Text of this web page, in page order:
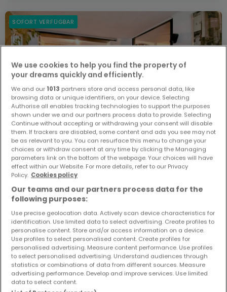
Einfamilienhaus 5 Zimmer zum Kauf inFerschweiler
379.000 €
193 5
SOFORT VERFÜGBAR
We use cookies to help you find the property of
your dreams quickly and efficiently.
We and our 1013 partners store and access personal data, like
browsing data or unique identifiers, on your device. Selecting
Authorise all enables tracking technologies to support the purposes
shown under we and our partners process data to provide. Selecting
Continue without accepting or withdrawing your consent will disable
them. If trackers are disabled, some content and ads you see may not
be as relevant to you. You can resurface this menu to change your
choices or withdraw consent at any time by clicking the Managing
parameters link on the bottom of the webpage. Your choices will have
effect within our Website. For more details, refer to our Privacy
Policy. Cookies policy
Our teams and our partners process data for the
following purposes:
Use precise geolocation data. Actively scan device characteristics for
identification. Use limited data to select advertising. Create profiles to
personalise content. Store and/or access information on a device.
Use profiles to select personalised content. Create profiles for
personalised advertising. Measure content performance. Use profiles
to select personalised advertising. Understand audiences through
statistics or combinations of data from different sources. Measure
advertising performance. Develop and improve services. Use limited
data to select content.